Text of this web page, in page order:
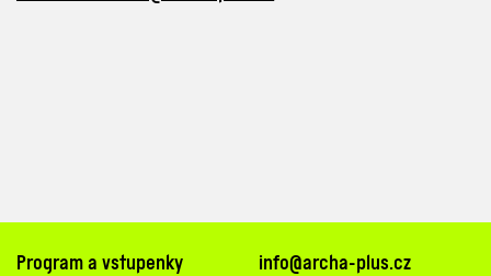
Program a vstupenky
info@archa-plus.cz